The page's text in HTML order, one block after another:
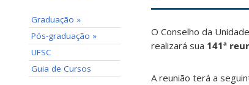
Graduação »
Pós-graduação »
UFSC
Guia de Cursos
O Conselho da
realizará sua 141ª
A reunião terá a